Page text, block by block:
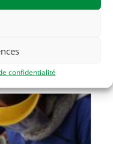
confidentialité